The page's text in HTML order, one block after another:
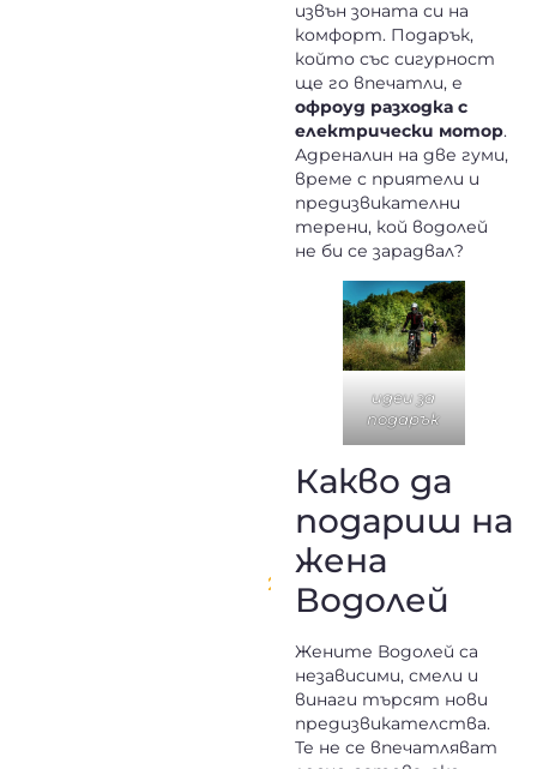
извън зоната си на
комфорт. Подарък,
който със сигурност
ще го впечатли, е
офроуд разходка с
електрически мотор.
Адреналин на две гуми,
време с приятели и
предизвикателни
терени, кой водолей
не би се зарадвал?
идеи за
подарък
Какво да
подариш на
жена
Водолей
Жените Водолей са
независими, смели и
винаги търсят нови
предизвикателства.
Те не се впечатляват